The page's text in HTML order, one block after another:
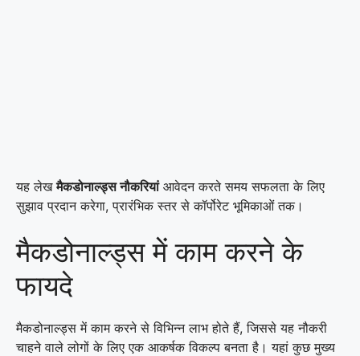
यह लेखमैकडोनाल्ड्स नौकरियांआवेदन करते समय सफलता के लिए
सुझाव प्रदान करेगा, प्रारंभिक स्तर से कॉर्पोरेट भूमिकाओं तक।
मैकडोनाल्ड्स में काम करने के
फायदे
मैकडोनाल्ड्स में काम करने से विभिन्न लाभ होते हैं, जिससे यह नौकरी
चाहने वाले लोगों के लिए एक आकर्षक विकल्प बनता है। यहां कुछ मुख्य